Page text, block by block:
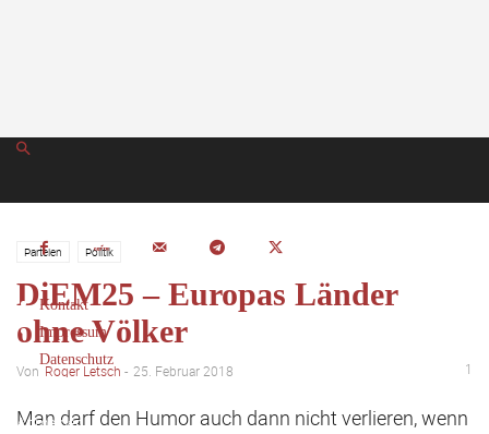
Kontakt
Impressum
Datenschutz
Anmelden
Parteien Politik
DiEM25 – Europas Länder
ohne Völker
Von Roger Letsch - 25. Februar 2018 1
Man darf den Humor auch dann nicht verlieren, wenn